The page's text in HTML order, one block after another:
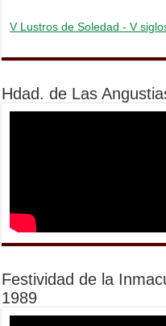
V Lustros de Soledad - V
Hdad. de Las
Festividad de la
1989